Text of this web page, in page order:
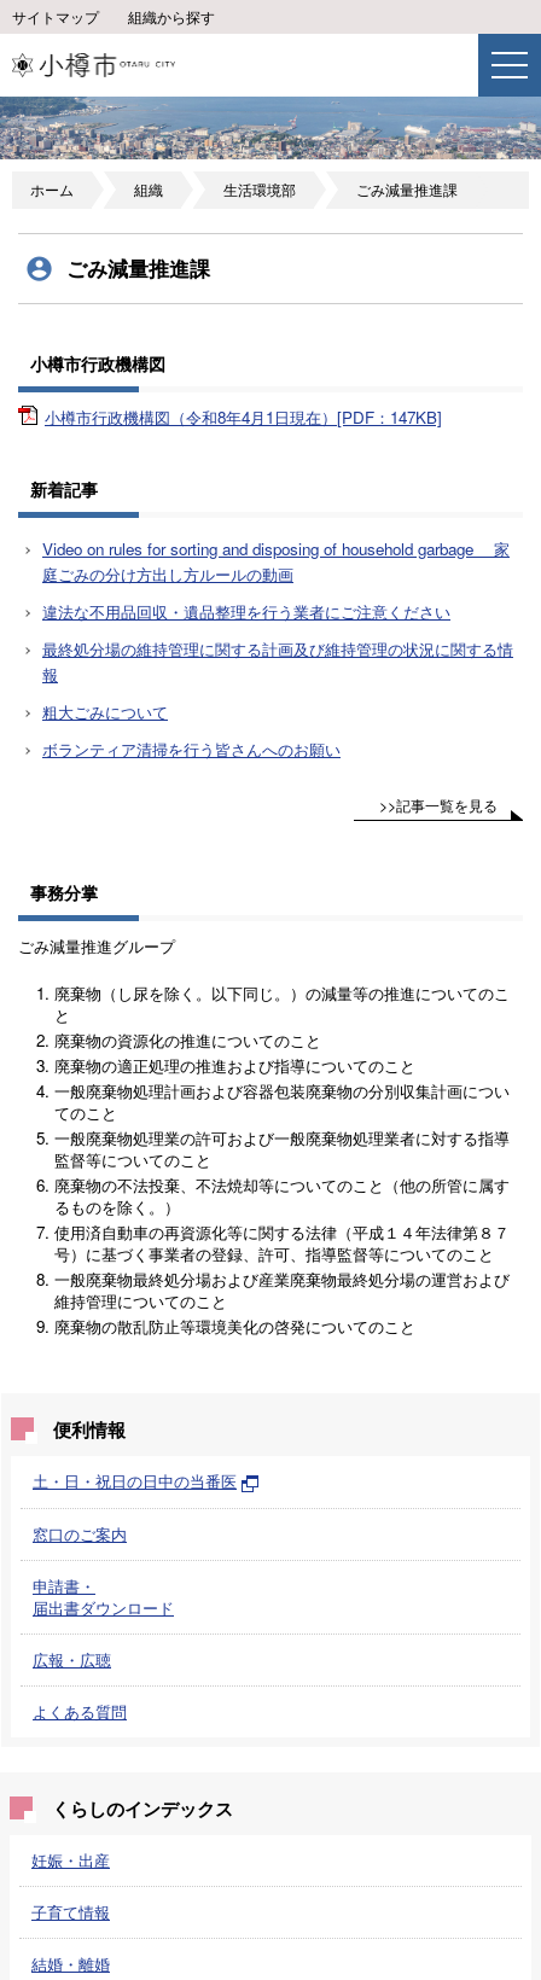
サイトマップ 組織から探す
ホーム 組織 生活環境部 ごみ減量推進課
ごみ減量推進課
小樽市行政機構図
小樽市行政機構図（令和8年4月1日現在）[PDF：147KB]
新着記事
Video on rules for sorting and disposing of household garbage 家
庭ごみの分け方出し方ルールの動画
違法な不用品回収・遺品整理を行う業者にご注意ください
最終処分場の維持管理に関する計画及び維持管理の状況に関する情
報
粗大ごみについて
ボランティア清掃を行う皆さんへのお願い
>>記事一覧を見る
事務分掌
ごみ減量推進グループ
廃棄物（し尿を除く。以下同じ。）の減量等の推進についてのこ
と
廃棄物の資源化の推進についてのこと
廃棄物の適正処理の推進および指導についてのこと
一般廃棄物処理計画および容器包装廃棄物の分別収集計画につい
てのこと
一般廃棄物処理業の許可および一般廃棄物処理業者に対する指導
監督等についてのこと
廃棄物の不法投棄、不法焼却等についてのこと（他の所管に属す
るものを除く。）
使用済自動車の再資源化等に関する法律（平成１４年法律第８７
号）に基づく事業者の登録、許可、指導監督等についてのこと
一般廃棄物最終処分場および産業廃棄物最終処分場の運営および
維持管理についてのこと
廃棄物の散乱防止等環境美化の啓発についてのこと
便利情報
土・日・祝日の日中の当番医
窓口のご案内
申請書・
届出書ダウンロード
広報・広聴
よくある質問
くらしのインデックス
妊娠・出産
子育て情報
結婚・離婚